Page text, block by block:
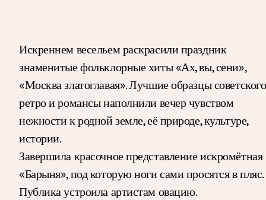
Искреннем весельем раскрасили праздник
знаменитые фольклорные хиты «Ах, вы, сени»,
«Москва златоглавая». Лучшие образцы советского
ретро и романсы наполнили вечер чувством
нежности к родной земле, её природе, культуре,
истории.
Завершила красочное представление искромётная
«Барыня», под которую ноги сами просятся в пляс.
Публика устроила артистам овацию.